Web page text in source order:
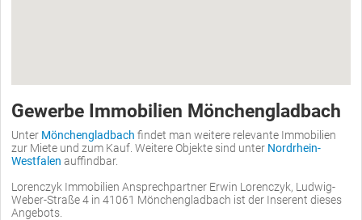
Gewerbe Immobilien Mönchengladbach
Unter Mönchengladbach findet man weitere relevante Immobilien
zur Miete und zum Kauf. Weitere Objekte sind unter Nordrhein-
Westfalen auffindbar.
Lorenczyk Immobilien Ansprechpartner Erwin Lorenczyk, Ludwig-
Weber-Straße 4 in 41061 Mönchengladbach ist der Inserent dieses
Angebots.